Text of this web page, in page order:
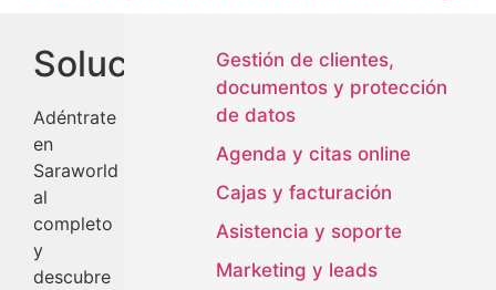
Soluciones
Adéntrate
en
Saraworld
al
completo
y
descubre
Gestión de clientes,
documentos y protección
de datos
Agenda y citas online
Cajas y facturación
Asistencia y soporte
Marketing y leads